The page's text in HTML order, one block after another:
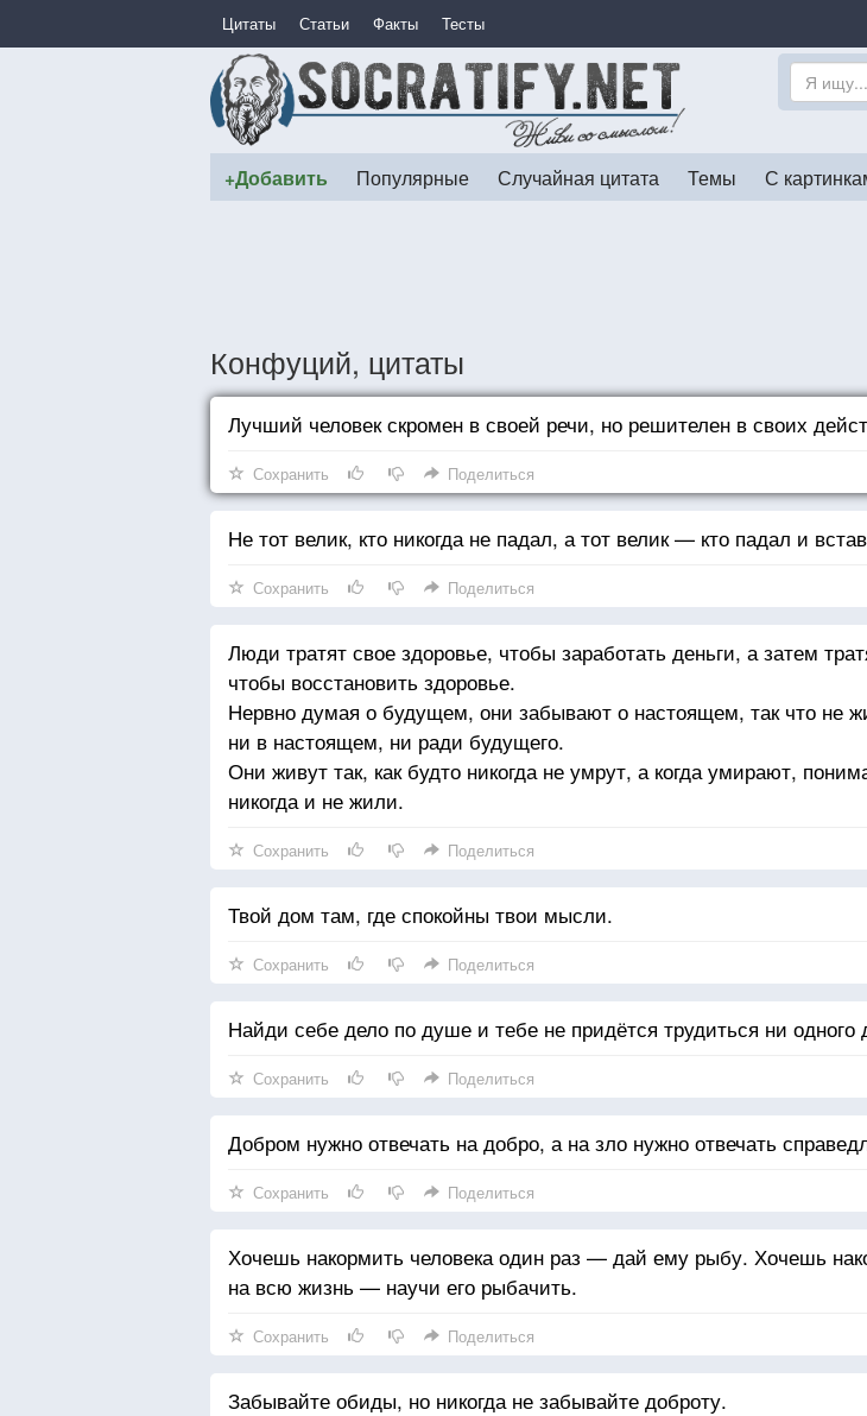
Цитаты Статьи Факты Тесты
+Добавить Популярные Случайная цитата Темы С
Конфуций, цитаты
Лучший человек скромен в своей речи, но решителен в своих
Сохранить Поделиться
Не тот велик, кто никогда не падал, а тот велик — кто падал и
Сохранить Поделиться
Люди тратят свое здоровье, чтобы заработать деньги, а затем
чтобы восстановить здоровье.
Нервно думая о будущем, они забывают о настоящем, так что не
ни в настоящем, ни ради будущего.
Они живут так, как будто никогда не умрут, а когда умирают,
никогда и не жили.
Сохранить Поделиться
Твой дом там, где спокойны твои мысли.
Сохранить Поделиться
Найди себе дело по душе и тебе не придётся трудиться ни одного
Сохранить Поделиться
Добром нужно отвечать на добро, а на зло нужно отвечать
Сохранить Поделиться
Хочешь накормить человека один раз — дай ему рыбу. Хочешь
на всю жизнь — научи его рыбачить.
Сохранить Поделиться
Забывайте обиды, но никогда не забывайте доброту.